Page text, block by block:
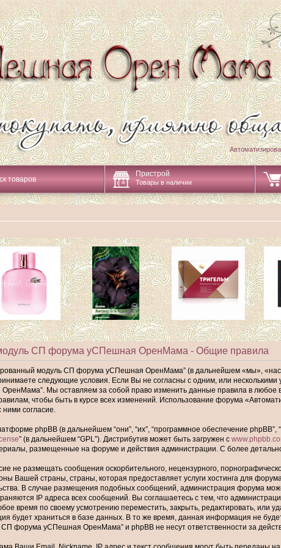
товаров
Пристрой
Товары в наличии
СП форума уСПешная ОренМама - Общие правила
модуль СП форума уСПешная ОренМама” (в дальнейшем «мы»,
следующие условия. Если Вы не согласны с одним, или
Мы оставляем за собой право изменить данные правила в любое
чтобы быть в курсе всех изменений. Использование форума
согласие.
phpBB (в дальнейшем “они”, “их”, “программное обеспечение phpBB”,
” (в дальнейшем “GPL”). Дистрибутив может быть загружен с
размещенные на форуме и действия администрации. С более
не размещать сообщения оскорбительного, нецензурного,
Вашей страны, страны, которая предоставляет услуги хостинга для
В случае размещения подобных сообщений, администрация форума
IP адреса всех сообщений. Вы соглашаетесь с тем, что
время по своему усмотрению переместить, закрыть, редактировать, или
будет храниться в базе данных. В то же время, данная информация не
форума уСПешная ОренМама” и phpBB не несут ответственности за